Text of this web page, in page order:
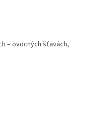
– ovocných šťavách,